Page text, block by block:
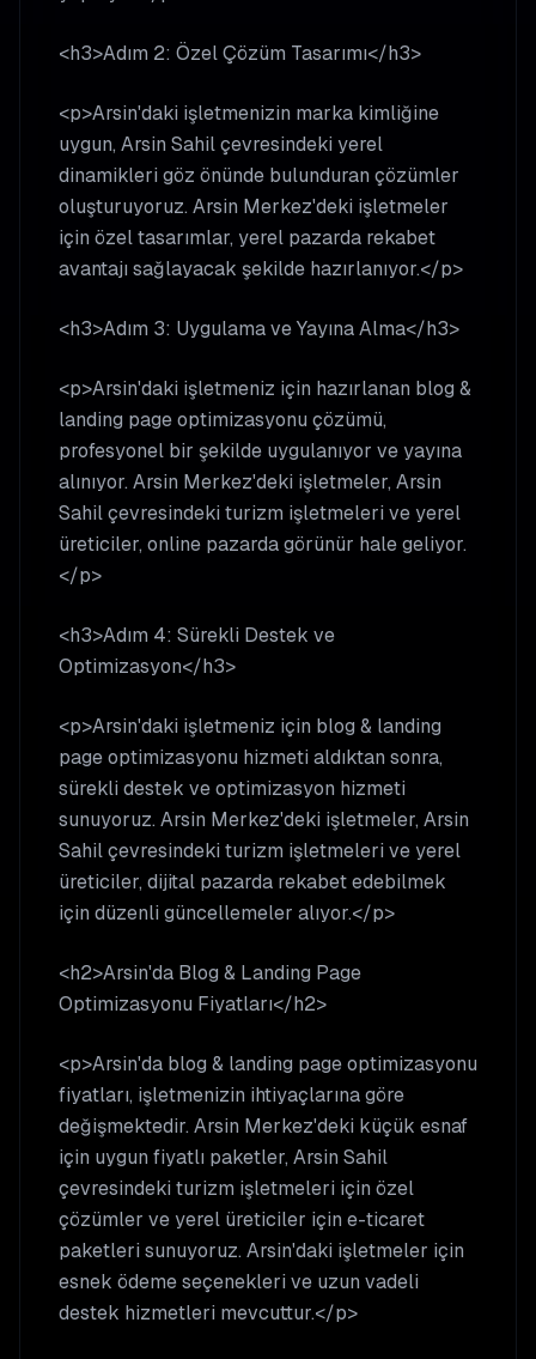
<h3>Adım 2: Özel Çözüm Tasarımı</h3>
<p>Arsin'daki işletmenizin marka kimliğine
uygun, Arsin Sahil çevresindeki yerel
dinamikleri göz önünde bulunduran çözümler
oluşturuyoruz. Arsin Merkez'deki işletmeler
için özel tasarımlar, yerel pazarda rekabet
avantajı sağlayacak şekilde hazırlanıyor.</p>
<h3>Adım 3: Uygulama ve Yayına Alma</h3>
<p>Arsin'daki işletmeniz için hazırlanan blog &
landing page optimizasyonu çözümü,
profesyonel bir şekilde uygulanıyor ve yayına
alınıyor. Arsin Merkez'deki işletmeler, Arsin
Sahil çevresindeki turizm işletmeleri ve yerel
üreticiler, online pazarda görünür hale geliyor.
</p>
<h3>Adım 4: Sürekli Destek ve
Optimizasyon</h3>
<p>Arsin'daki işletmeniz için blog & landing
page optimizasyonu hizmeti aldıktan sonra,
sürekli destek ve optimizasyon hizmeti
sunuyoruz. Arsin Merkez'deki işletmeler, Arsin
Sahil çevresindeki turizm işletmeleri ve yerel
üreticiler, dijital pazarda rekabet edebilmek
için düzenli güncellemeler alıyor.</p>
<h2>Arsin'da Blog & Landing Page
Optimizasyonu Fiyatları</h2>
<p>Arsin'da blog & landing page optimizasyonu
fiyatları, işletmenizin ihtiyaçlarına göre
değişmektedir. Arsin Merkez'deki küçük esnaf
için uygun fiyatlı paketler, Arsin Sahil
çevresindeki turizm işletmeleri için özel
çözümler ve yerel üreticiler için e-ticaret
paketleri sunuyoruz. Arsin'daki işletmeler için
esnek ödeme seçenekleri ve uzun vadeli
destek hizmetleri mevcuttur.</p>